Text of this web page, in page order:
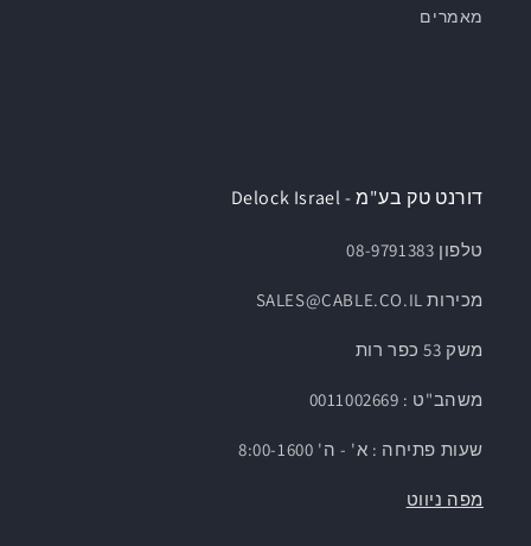
מאמרים
דורנט טק בע"מ - Delock Israel
טלפון 08-9791383
מכירות SALES@CABLE.CO.IL
משק 53 כפר רות
משהב"ט : 0011002669
שעות פתיחה : א' - ה' 8:00-1600
מפה ניווט